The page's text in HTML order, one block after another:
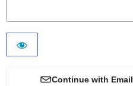
Continue with Email